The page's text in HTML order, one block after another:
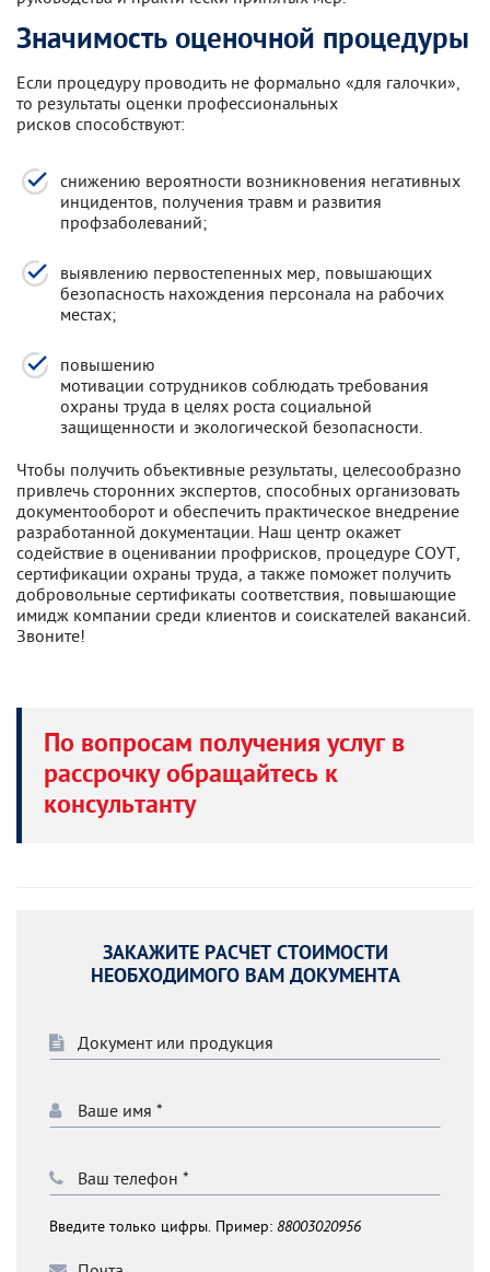
Значимость оценочной процедуры
Если процедуру проводить не формально «для галочки»,
то результаты оценки профессиональных
рисков способствуют:
снижению вероятности возникновения негативных
инцидентов, получения травм и развития
профзаболеваний;
выявлению первостепенных мер, повышающих
безопасность нахождения персонала на рабочих
местах;
повышению
мотивации сотрудников соблюдать требования
охраны труда в целях роста социальной
защищенности и экологической безопасности.
Чтобы получить объективные результаты, целесообразно
привлечь сторонних экспертов, способных организовать
документооборот и обеспечить практическое внедрение
разработанной документации. Наш центр окажет
содействие в оценивании профрисков, процедуре СОУТ,
сертификации охраны труда, а также поможет получить
добровольные сертификаты соответствия, повышающие
имидж компании среди клиентов и соискателей вакансий.
Звоните!
По вопросам получения услуг в
рассрочку обращайтесь к
консультанту
ЗАКАЖИТЕ РАСЧЕТ СТОИМОСТИ
НЕОБХОДИМОГО ВАМ ДОКУМЕНТА
Введите только цифры. Пример: 88003020956